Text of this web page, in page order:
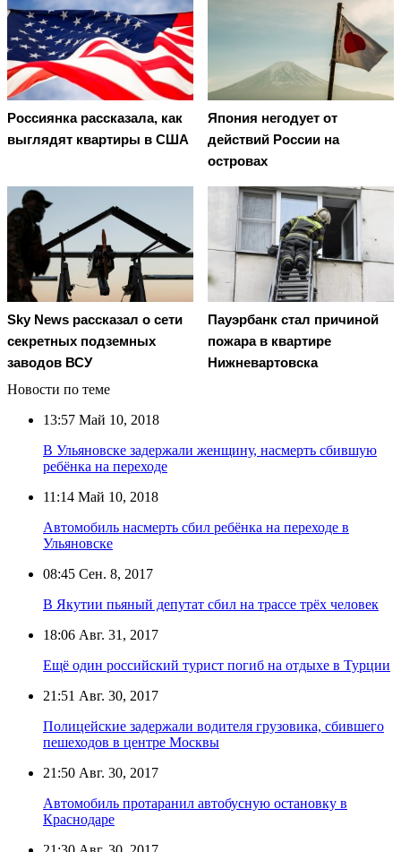
Россиянка рассказала, как
выглядят квартиры в США
Япония негодует от
действий России на
островах
Sky News рассказал о сети
секретных подземных
заводов ВСУ
Пауэрбанк стал причиной
пожара в квартире
Нижневартовска
Новости по теме
13:57 Май 10, 2018
В Ульяновске задержали женщину, насмерть сбившую
ребёнка на переходе
11:14 Май 10, 2018
Автомобиль насмерть сбил ребёнка на переходе в
Ульяновске
08:45 Сен. 8, 2017
В Якутии пьяный депутат сбил на трассе трёх человек
18:06 Авг. 31, 2017
Ещё один российский турист погиб на отдыхе в Турции
21:51 Авг. 30, 2017
Полицейские задержали водителя грузовика, сбившего
пешеходов в центре Москвы
21:50 Авг. 30, 2017
Автомобиль протаранил автобусную остановку в
Краснодаре